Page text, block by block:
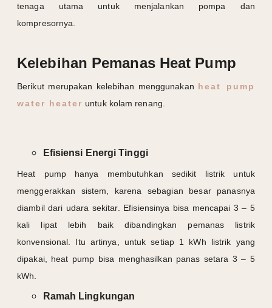
tenaga utama untuk menjalankan pompa dan
kompresornya.
Kelebihan Pemanas Heat Pump
Berikut merupakan kelebihan menggunakan heat pump
water heater untuk kolam renang.
Efisiensi Energi Tinggi
Heat pump hanya membutuhkan sedikit listrik untuk
menggerakkan sistem, karena sebagian besar panasnya
diambil dari udara sekitar. Efisiensinya bisa mencapai 3 – 5
kali lipat lebih baik dibandingkan pemanas listrik
konvensional. Itu artinya, untuk setiap 1 kWh listrik yang
dipakai, heat pump bisa menghasilkan panas setara 3 – 5
kWh.
Ramah Lingkungan